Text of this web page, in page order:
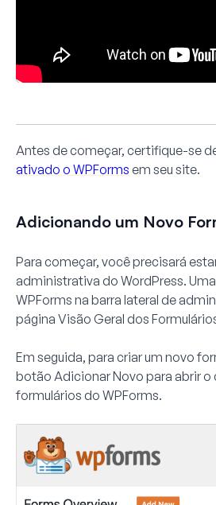
Antes de começar, certifique-se
ativado o WPForms em seu site.
Adicionando um Novo
Para começar, você precisará
administrativa do WordPress.
WPForms na barra lateral de
página Visão Geral dos
Em seguida, para criar um novo
botão Adicionar Novo para abrir
formulários do WPForms.